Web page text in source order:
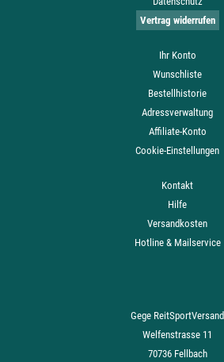
Vertrag widerrufen
Ihr Konto
Wunschliste
Bestellhistorie
Adressverwaltung
Affiliate-Konto
Cookie-Einstellungen
Kontakt
Hilfe
Versandkosten
Hotline & Mailservice
Gege ReitSportVersand
Welfenstrasse 11
70736 Fellbach